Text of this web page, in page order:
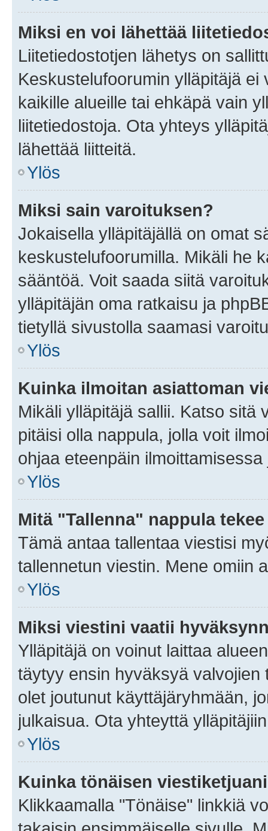
Miksi en voi lähettää
Liitetiedostotjen lähetys on
Keskustelufoorumin ylläpitäjä
kaikille alueille tai ehkäpä vain
liitetiedostoja. Ota yhteys
lähettää liitteitä.
Ylös
Miksi sain varoituksen?
Jokaisella ylläpitäjällä on omat
keskustelufoorumilla. Mikäli he
sääntöä. Voit saada siitä
ylläpitäjän oma ratkaisu ja
tietyllä sivustolla saamasi
Ylös
Kuinka ilmoitan asiattoman
Mikäli ylläpitäjä sallii. Katso sitä
pitäisi olla nappula, jolla voit
ohjaa eteenpäin
Ylös
Mitä "Tallenna" nappula
Tämä antaa tallentaa viestisi
tallennetun viestin. Mene omiin
Ylös
Miksi viestini vaatii
Ylläpitäjä on voinut laittaa
täytyy ensin hyväksyä
olet joutunut käyttäjäryhmään,
julkaisua. Ota yhteyttä
Ylös
Kuinka tönäisen
Klikkaamalla "Tönäise" linkkiä